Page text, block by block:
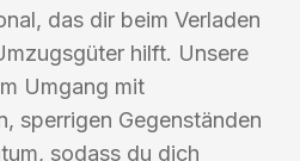
das dir beim Verladen
hilft. Unsere
Umgang mit
sperrigen Gegenständen
sodass du dich